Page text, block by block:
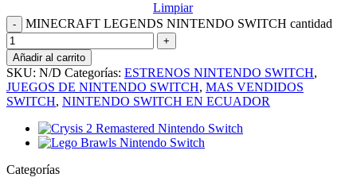
Limpiar
MINECRAFT LEGENDS NINTENDO SWITCH cantidad
Añadir al carrito
SKU: N/D Categorías: ESTRENOS NINTENDO SWITCH,
JUEGOS DE NINTENDO SWITCH, MAS VENDIDOS
SWITCH, NINTENDO SWITCH EN ECUADOR
Categorías